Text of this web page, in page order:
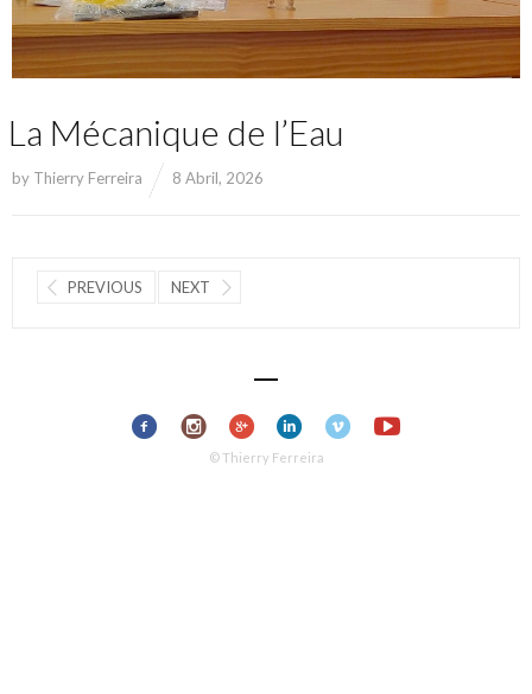
La Mécanique de l’Eau
by Thierry Ferreira 8 Abril, 2026
PREVIOUS NEXT
© Thierry Ferreira